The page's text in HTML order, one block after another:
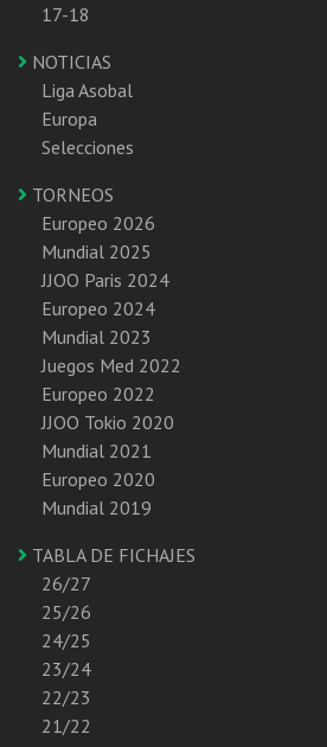
17-18
NOTICIAS
Liga Asobal
Europa
Selecciones
TORNEOS
Europeo 2026
Mundial 2025
JJOO Paris 2024
Europeo 2024
Mundial 2023
Juegos Med 2022
Europeo 2022
JJOO Tokio 2020
Mundial 2021
Europeo 2020
Mundial 2019
TABLA DE FICHAJES
26/27
25/26
24/25
23/24
22/23
21/22